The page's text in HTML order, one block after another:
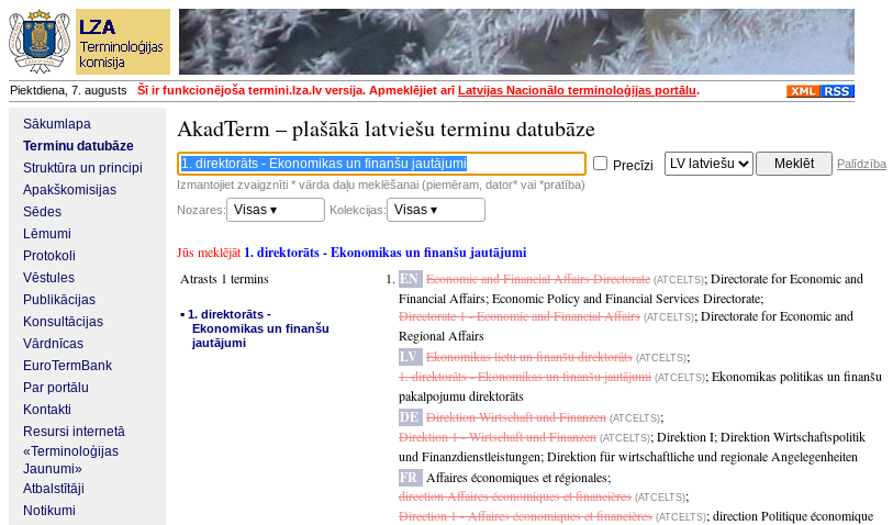
Piektdiena, 7. augusts Šī ir funkcionējoša termini.lza.lv versija. Apmeklējiet arīLatvijas Nacionālo terminoloģijas portālu.
Sākumlapa
Terminu datubāze
Struktūra un principi
Apakškomisijas
Sēdes
Lēmumi
Protokoli
Vēstules
Publikācijas
Konsultācijas
Vārdnīcas
EuroTermBank
Par portālu
Kontakti
Resursi internetā
«Terminoloģijas
Jaunumi»
Atbalstītāji
Notikumi
AkadTerm – plašākā latviešu terminu datubāze
Precīzi
Palīdzība
Izmantojiet zvaigznīti * vārda daļu meklēšanai (piemēram, dator* vai *pratība)
Nozares:
Visas ▾ Kolekcijas: Visas ▾
Jūs meklējāt 1. direktorāts - Ekonomikas un finanšu jautājumi
Atrasts 1 termins
▪ 1. direktorāts -
Ekonomikas un finanšu
jautājumi
EN Economic and Financial Affairs Directorate (ATCELTS);Directorate for Economic and
Financial Affairs;Economic Policy and Financial Services Directorate;
Directorate 1 - Economic and Financial Affairs (ATCELTS);Directorate for Economic and
Regional Affairs
LV Ekonomikas lietu un finanšu direktorāts (ATCELTS);
1. direktorāts - Ekonomikas un finanšu jautājumi (ATCELTS);Ekonomikas politikas un finanšu
pakalpojumu direktorāts
DE Direktion Wirtschaft und Finanzen (ATCELTS);
Direktion 1 - Wirtschaft und Finanzen (ATCELTS);Direktion I;Direktion Wirtschaftspolitik
und Finanzdienstleistungen;Direktion für wirtschaftliche und regionale Angelegenheiten
FR Affaires économiques et régionales;
direction Affaires économiques et financières (ATCELTS);
Direction 1 - Affaires économiques et financières (ATCELTS);direction Politique économique